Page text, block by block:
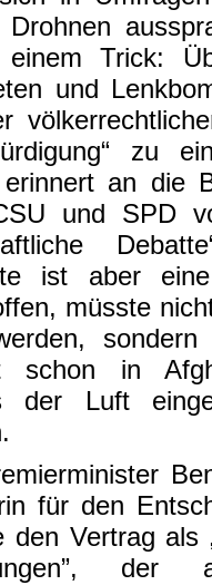
Drohnen
Trick:
und
zu
an die
und SPD
ist aber
müsste
schon in
der Luft
für den
den Vertrag als